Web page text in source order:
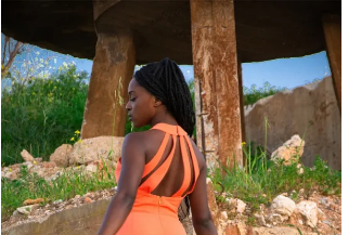
Add to
wishlist